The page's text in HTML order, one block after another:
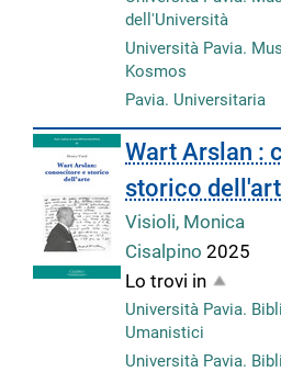
dell'Università
Università Pavia.
Kosmos
Pavia. Universitaria
Wart Arslan :
storico
Visioli, Monica
Cisalpino2025
Lo trovi in
Università Pavia.
Umanistici
Università Pavia.